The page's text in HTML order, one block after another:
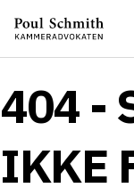
404 -
IKKE